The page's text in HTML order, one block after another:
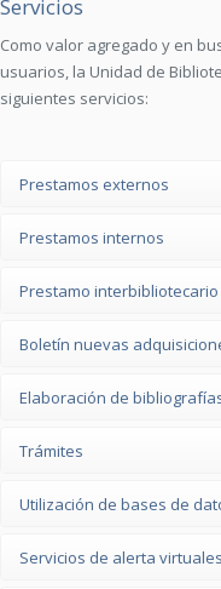
Servicios
Como valor agregado y en
usuarios, la Unidad de
siguientes servicios:
Prestamos externos
Prestamos internos
Prestamo interbibliotecario
Boletín nuevas
Elaboración de
Trámites
Utilización de bases de
Servicios de alerta virtuales